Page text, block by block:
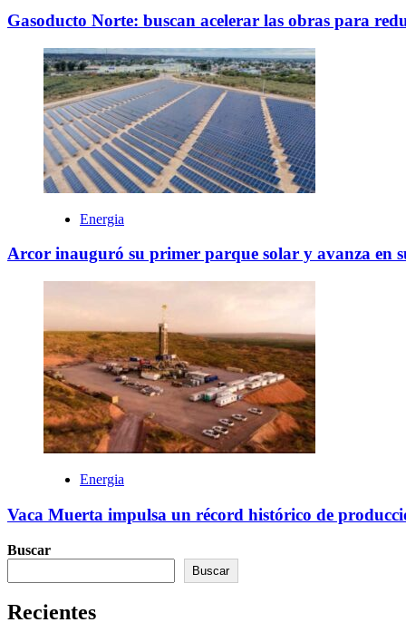
Gasoducto Norte: buscan acelerar las obras para
Energia
Arcor inauguró su primer parque solar y avanza en
Energia
Vaca Muerta impulsa un récord histórico de
Buscar
Buscar
Recientes